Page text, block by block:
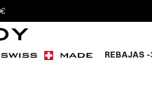
REBAJAS -